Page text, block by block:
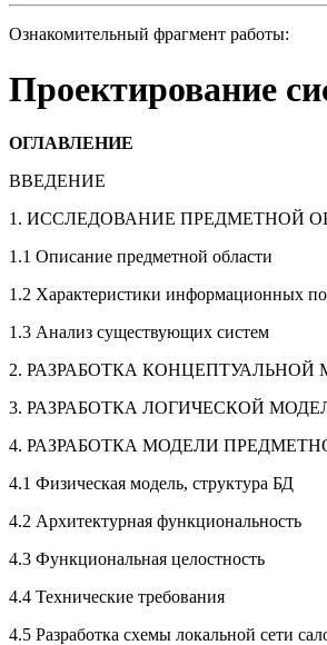
Ознакомительный фрагмент работы:
Проектирование
ОГЛАВЛЕНИЕ
ВВЕДЕНИЕ
1. ИССЛЕДОВАНИЕ ПРЕДМЕТНОЙ
1.1 Описание предметной области
1.2 Характеристики информационных
1.3 Анализ существующих систем
2. РАЗРАБОТКА
3. РАЗРАБОТКА ЛОГИЧЕСКОЙ
4. РАЗРАБОТКА МОДЕЛИ
4.1 Физическая модель, структура БД
4.2 Архитектурная функциональность
4.3 Функциональная целостность
4.4 Технические требования
4.5 Разработка схемы локальной сети